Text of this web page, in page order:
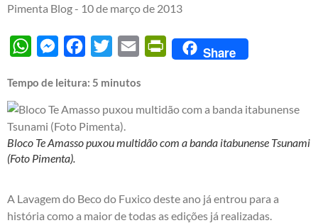
Pimenta Blog - 10 de março de 2013
WhatsAppMessengerFacebook
Twitter Email PrintFriendly
Share
Tempo de leitura: 5 minutos
Bloco Te Amasso puxou multidão com a banda itabunense Tsunami
(Foto Pimenta).
A Lavagem do Beco do Fuxico deste ano já entrou para a
história como a maior de todas as edições já realizadas.